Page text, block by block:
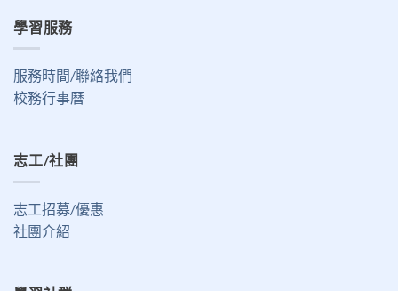
學習服務
服務時間/聯絡我們
校務行事曆
志工/社團
志工招募/優惠
社團介紹